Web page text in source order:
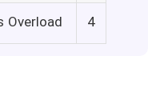
4
Overload